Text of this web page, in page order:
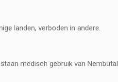
landen, verboden in andere.
medisch gebruik van Nembutal